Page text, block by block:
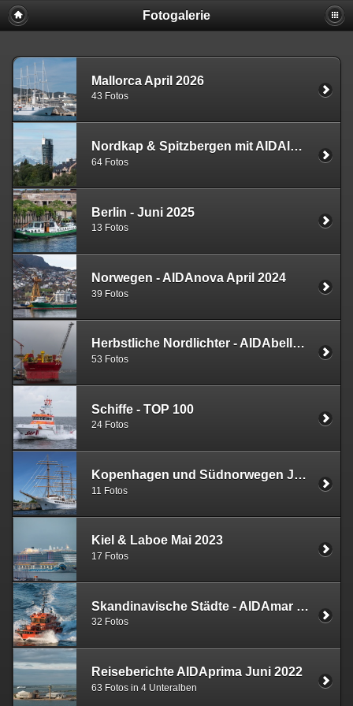
Fotogalerie
Mallorca April 2026
43 Fotos
Nordkap & Spitzbergen mit AIDAluna - 27.07. - 10.08.2025
64 Fotos
Berlin - Juni 2025
13 Fotos
Norwegen - AIDAnova April 2024
39 Fotos
Herbstliche Nordlichter - AIDAbella - September 2023
53 Fotos
Schiffe - TOP 100
24 Fotos
Kopenhagen und Südnorwegen Juli 2023 (Vasco da Gama)
11 Fotos
Kiel & Laboe Mai 2023
17 Fotos
Skandinavische Städte - AIDAmar September 2022
32 Fotos
Reiseberichte AIDAprima Juni 2022
63 Fotos in 4 Unteralben